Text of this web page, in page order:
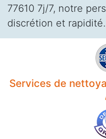
77610 7j/7, notre
discrétion et rapidité.
Services de